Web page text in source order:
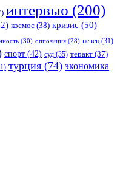
интервью (200)
космос (38) кризис (50)
(30) оппозиция (28) певец (31)
спорт (42) суд (35) теракт (37)
турция (74) экономика